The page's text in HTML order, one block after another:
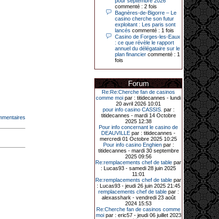
Le plus gros gain gagné depuis plus
de 20 ans dans l’établissement.
31-03-2026|
Série de jackpots au casino JOA de
Gujan-Mestras : ce mois de mars a
été fructueux pour quelques
une machine à sous pour une mise
initiale de 5,28 €. Puis quelques
jours plus tard, le vendredi 27 mars,
un joueur a décroché 12 086 euros
sur une autre machine à sous.
Enfin, troisième et dernier jackpot,
record cette fois-ci, le samedi 28
mars dernier. Quelque 111 322
euros ont été remportés sur la table
d’Ultimate Texas Hold’em Poker,
grâce à une mise de 5 euros sur la
case bonus et une quinte flush
royale. Ces gains ont été annoncés
dans un communiqué diffusé par le
casino ce lundi 30 mars en soirée.
11-01-2026|
Dimanche 11 janvier, en soirée, une
cliente retraitée de 78 ans, habitant
Trémuson, a eu l’énorme surprise
commenté : 2 fois
Bagnères-de-Bigorre – Le
casino cherche son futur
exploitant : Les paris sont
lancés commenté : 1 fois
Casino de Forges-les-Eaux
: ce que révèle le rapport
annuel du délégataire sur le
plan financier commenté : 1
fois
Forum
Re:Re:Cherche fan de casinos
comme moi par : titidecannes - lundi
20 avril 2026 10:01
pour info casino CASSIS. par :
titidecannes - mardi 14 Octobre
2025 12:38
Pour info concernant le casino de
DEAUVILLE par : titidecannes -
mercredi 01 Octobre 2025 10:25
Pour info casino Enghienpar :
titidecannes - mardi 30 septembre
2025 09:56
Re:remplacements chef de table par
: Lucas93 - samedi 28 juin 2025
11:01
Re:remplacements chef de table par
: Lucas93 - jeudi 26 juin 2025 21:45
remplacements chef de tablepar :
alexasshark - vendredi 23 août
2024 15:53
Re:Cherche fan de casinos comme
moipar : eric57 - jeudi 06 juillet 2023